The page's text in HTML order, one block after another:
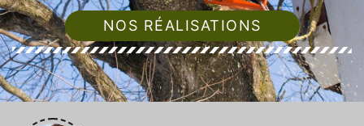
NOS RÉALISATIONS